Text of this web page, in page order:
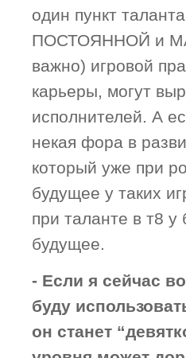
один пункт
ПОСТОЯННОЙ и
важно) игровой
карьеры, могут
исполнителей. А
некая фора в
который уже при
будущее у таких
при таланте в т8 у
будущее.
- Если я сейчас
буду
он станет